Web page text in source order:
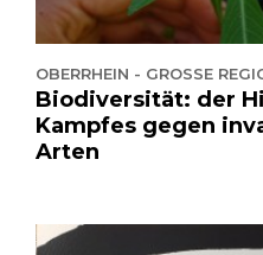
OBERRHEIN - GROSSE
Biodiversität: der
Kampfes gegen
Arten